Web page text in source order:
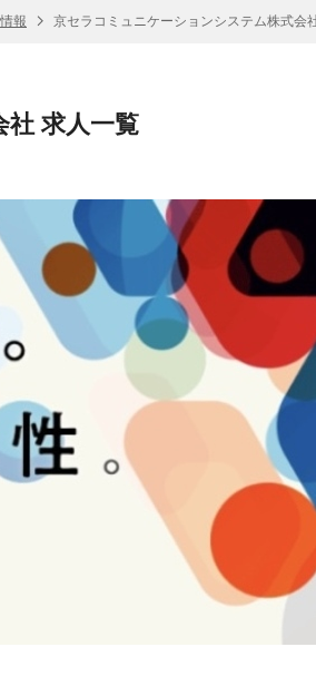
報 京セラコミュニケーションシステム株式会
求人一覧